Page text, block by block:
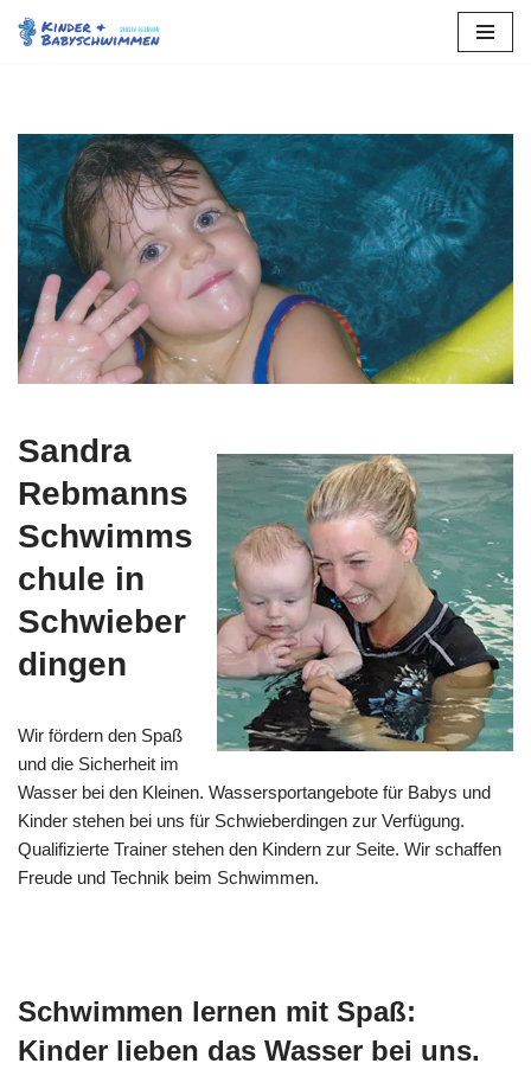
Sandra
Rebmanns
Schwimms
chule in
Schwieber
dingen
Wir fördern den Spaß
und die Sicherheit im
Wasser bei den Kleinen. Wassersportangebote für Babys und
Kinder stehen bei uns für Schwieberdingen zur Verfügung.
Qualifizierte Trainer stehen den Kindern zur Seite. Wir schaffen
Freude und Technik beim Schwimmen.
Schwimmen lernen mit Spaß:
Kinder lieben das Wasser bei uns.